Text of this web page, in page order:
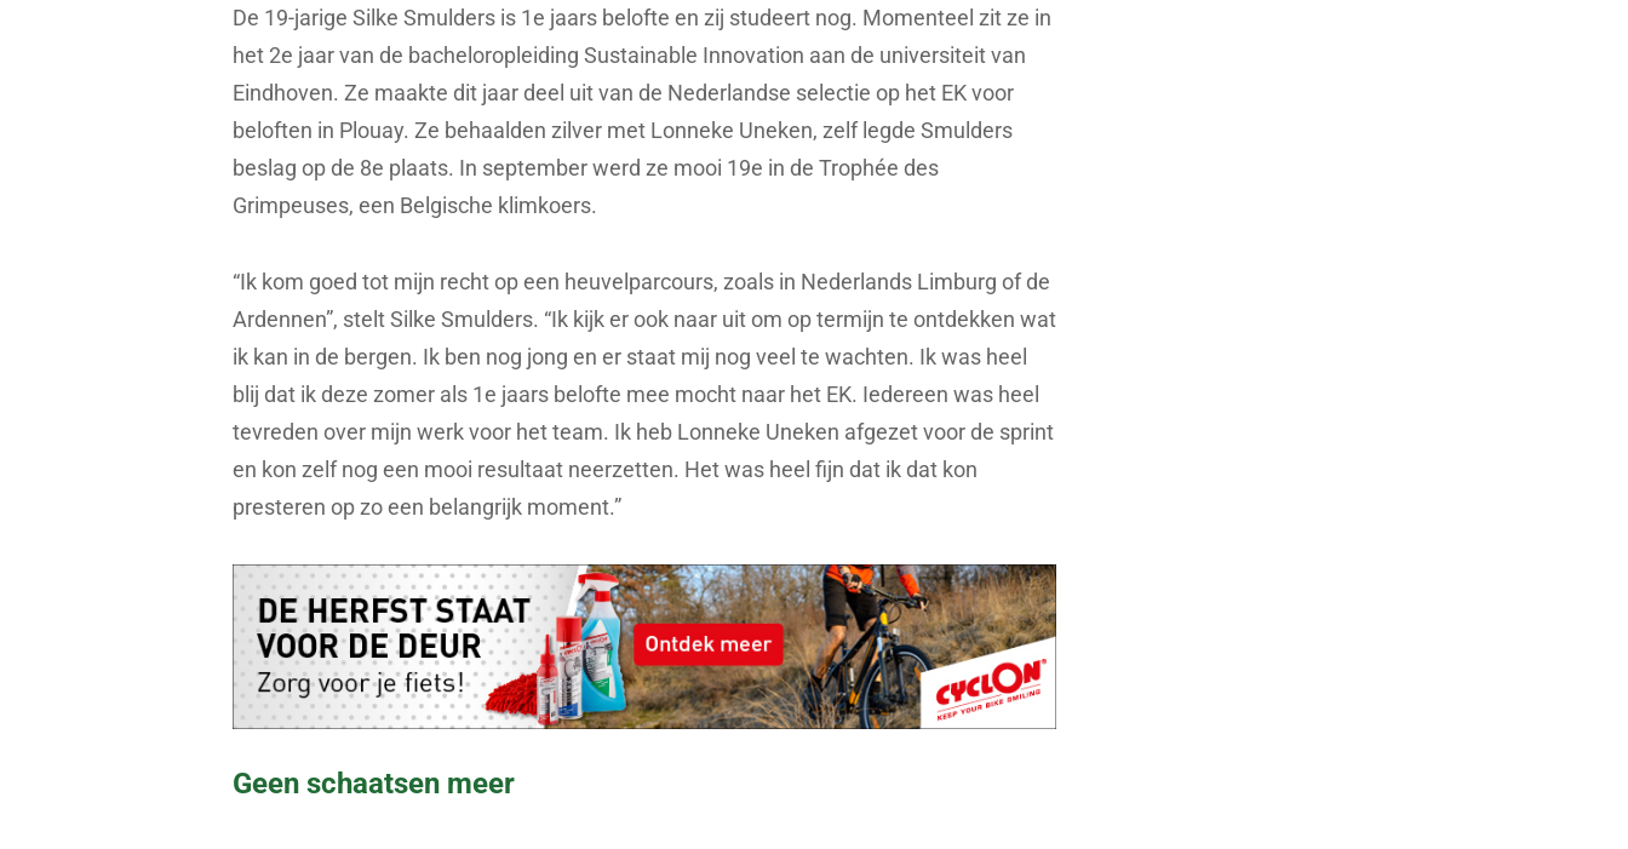
De 19-jarige Silke Smulders is 1e jaars belofte en zij studeert nog. Momenteel zit ze in
het 2e jaar van de bacheloropleiding Sustainable Innovation aan de universiteit van
Eindhoven. Ze maakte dit jaar deel uit van de Nederlandse selectie op het EK voor
beloften in Plouay. Ze behaalden zilver met Lonneke Uneken, zelf legde Smulders
beslag op de 8e plaats. In september werd ze mooi 19e in de Trophée des
Grimpeuses, een Belgische klimkoers.
“Ik kom goed tot mijn recht op een heuvelparcours, zoals in Nederlands Limburg of de
Ardennen”, stelt Silke Smulders. “Ik kijk er ook naar uit om op termijn te ontdekken wat
ik kan in de bergen. Ik ben nog jong en er staat mij nog veel te wachten. Ik was heel
blij dat ik deze zomer als 1e jaars belofte mee mocht naar het EK. Iedereen was heel
tevreden over mijn werk voor het team. Ik heb Lonneke Uneken afgezet voor de sprint
en kon zelf nog een mooi resultaat neerzetten. Het was heel fijn dat ik dat kon
presteren op zo een belangrijk moment.”
Geen schaatsen meer